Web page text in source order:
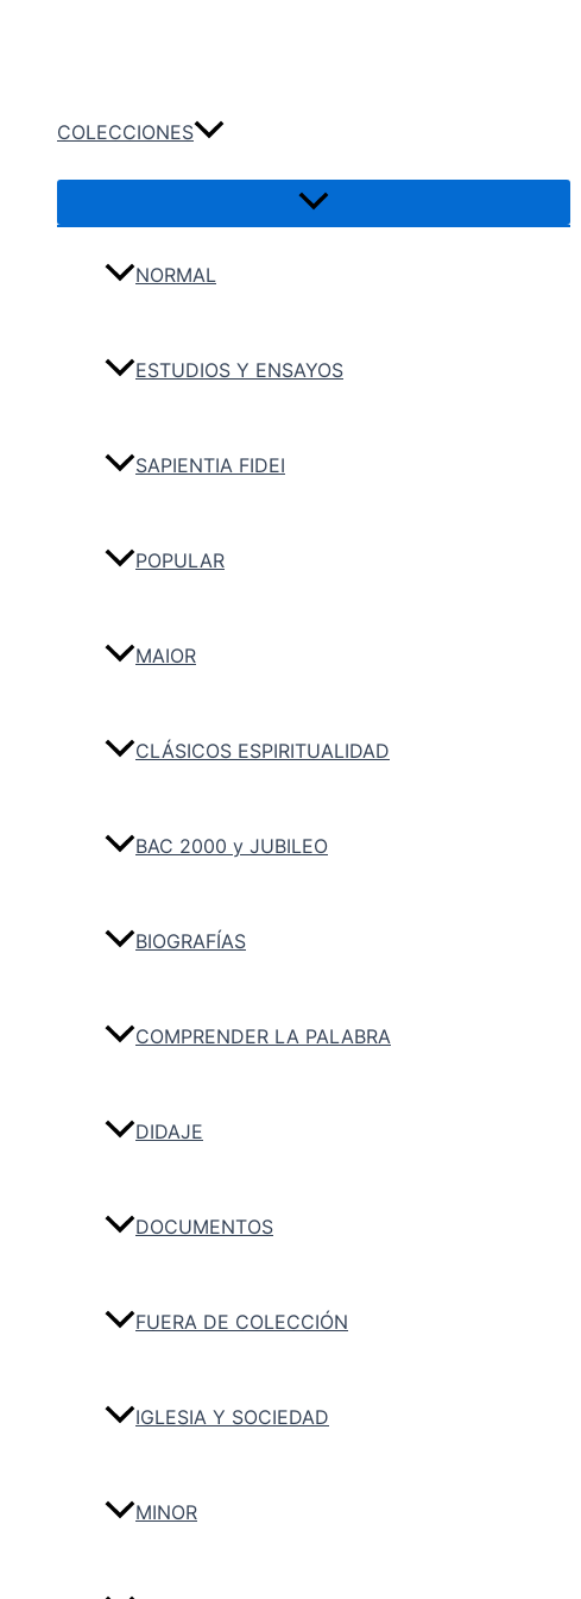
COLECCIONES
NORMAL
ESTUDIOS Y ENSAYOS
SAPIENTIA FIDEI
POPULAR
MAIOR
CLÁSICOS ESPIRITUALIDAD
BAC 2000 y JUBILEO
BIOGRAFÍAS
COMPRENDER LA PALABRA
DIDAJE
DOCUMENTOS
FUERA DE COLECCIÓN
IGLESIA Y SOCIEDAD
MINOR